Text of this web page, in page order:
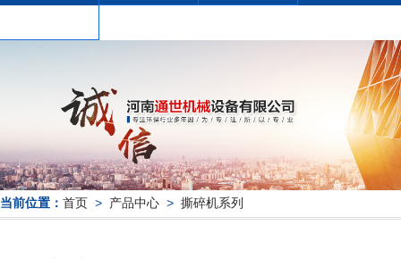
当前位置： 首页 > 产品中心 > 撕碎机系列